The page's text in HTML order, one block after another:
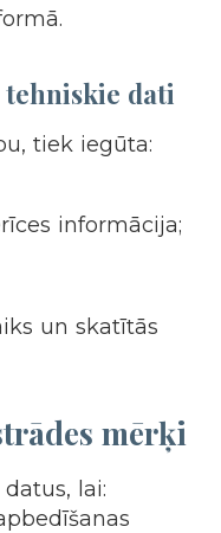
dati
tiek iegūta:
informācija;
un skatītās
mērķi
lai: